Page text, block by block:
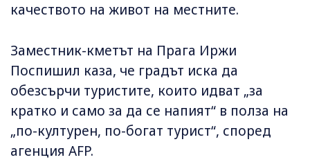
качеството на живот на местните.
Заместник-кметът на Прага Иржи
Поспишил каза, че градът иска да
обезсърчи туристите, които идват „за
кратко и само за да се напият“ в полза на
„по-културен, по-богат турист“, според
агенция AFP.